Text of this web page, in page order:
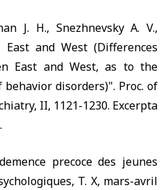
J. H., Snezhnevsky A. V.,
East and West (Differences
East and West, as to the
disorders)". Proc. of
II, 1121-1230. Excerpta
precoce des jeunes
T. X, mars-avril